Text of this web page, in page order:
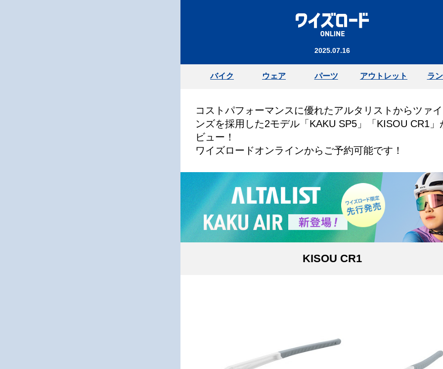
2025.07.16
バイク ウェア パーツ アウトレット ラ
コストパフォーマンスに優れたアルタリストからツァ
ンズを採用した2モデル「KAKU SP5」「KISOU CR1」
ビュー！
ワイズロードオンラインからご予約可能です！
KISOU CR1